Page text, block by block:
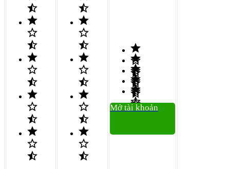
Mở tài khoản